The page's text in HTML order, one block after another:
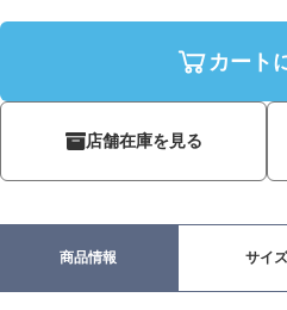
カート
店舗在庫を見る
商品情報 サイズ